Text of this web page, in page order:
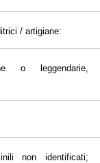
/ artigiane:
o leggendarie,
non identificati;